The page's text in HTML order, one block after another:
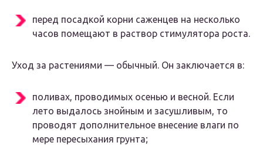
перед посадкой корни саженцев на несколько
часов помещают в раствор стимулятора роста.
Уход за растениями — обычный. Он заключается в:
поливах, проводимых осенью и весной. Если
лето выдалось знойным и засушливым, то
проводят дополнительное внесение влаги по
мере пересыхания грунта;